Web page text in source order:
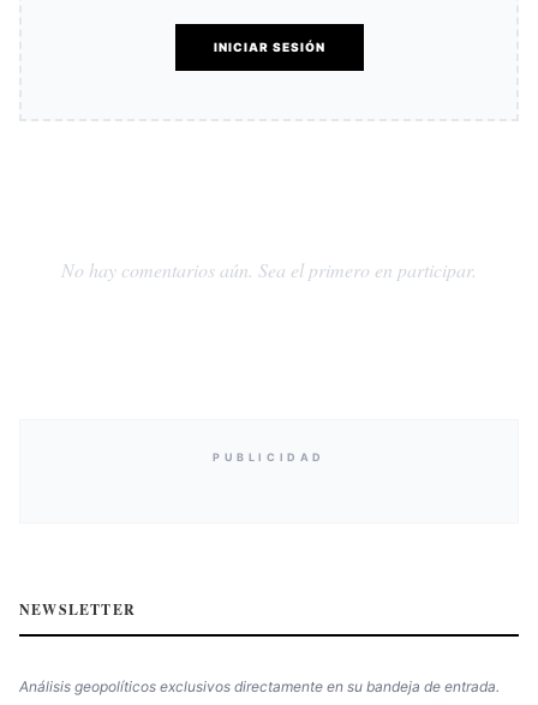
INICIAR SESIÓN
No hay comentarios aún. Sea el primero en participar.
PUBLICIDAD
NEWSLETTER
Análisis geopolíticos exclusivos directamente en su bandeja de entrada.